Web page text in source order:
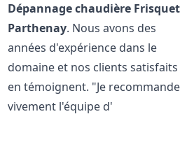
Dépannage chaudière Frisquet
Parthenay. Nous avons des
années d'expérience dans le
domaine et nos clients satisfaits
en témoignent. "Je recommande
vivement l'équipe d'